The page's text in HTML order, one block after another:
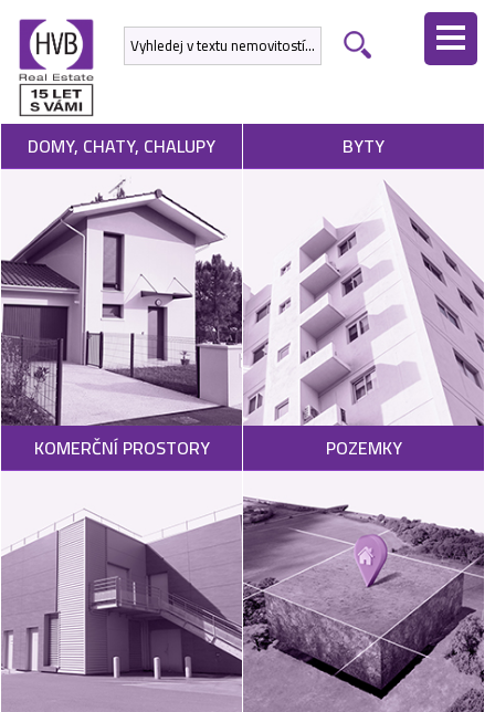
DOMY, CHATY, CHALUPY BYTY
KOMERČNÍ PROSTORY POZEMKY
ÚVODNÍ
STRÁNKA
NEMOVITOSTI
DEVELOPERSKÉ
PROJEKTY
SLUŽBY
NABÍDNOUT
NEMOVITOST
POPTAT
NEMOVITOST
VÝKUP
NEMOVITOSTÍ
SPONZORUJEME
NÁŠ ČASOPIS